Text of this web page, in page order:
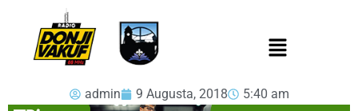
admin 9 Augusta, 2018 5:40 am